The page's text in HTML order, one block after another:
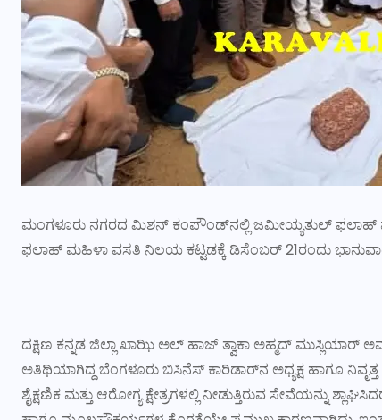
ಮಂಗಳೂರು ನಗರದ ಮಿಶನ್ ಕಂಪೌಂಡ್‌ನಲ್ಲಿ ಜಮೀಯ್ಯತುಲ್
ಫಲಾಹ್ ಮಹಿಳಾ ವಸತಿ ನಿಲಯ ಕಟ್ಟಡಕ್ಕೆ ಡಿಸೆಂಬರ್ 21ರಂದು
ದಕ್ಷಿಣ ಕನ್ನಡ ಜಿಲ್ಲಾ ಖಾಝಿ ಅಲ್ ಹಾಜ್ ತ್ವಾಕಾ ಅಹ್ಮದ್ ಮುಸ್ಲಿಯಾರ್
ಅತಿಥಿಯಾಗಿದ್ದ ಬೆಂಗಳೂರು ಬಿಸಿನೆಸ್ ಕಾರಿಡಾರ್‌ನ ಅಧ್ಯಕ್ಷ ಹಾಗೂ
ಶೈಕ್ಷಣಿಕ ಮತ್ತು ಆರೋಗ್ಯ ಕ್ಷೇತ್ರಗಳಲ್ಲಿ ನೀಡುತ್ತಿರುವ ಸೇವೆಯನ್ನು